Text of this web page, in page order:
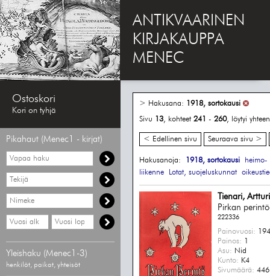
ANTIKVAARINEN
KIRJAKAUPPA
MENEC
Ostoskori
Kori on tyhjä
Pikahaut (Menec1 - kirjat)
Vapaa
haku
Hae
tekijää
Hae
nimekettä
Hae
vähimmäisvuosi
Hae
enimmäisvuosi
Yleishaku (Menec1-3)
henkilöt, paikat, yhteisöt
> Hakusana: 1918, sortokausi
Sivu 13, kohteet 241 - 260, löytyi
< Edellinen sivu Seuraava sivu >
Hakusanoja: 1918, sortokausi
heimo-
liikenne
Lotat, suojeluskunnat
Tienari, Artturi
Pirkan perintö
222336
Painovuosi:
Painos: 1
Asu: Nid
Kunto: K4
Sivumäärä: